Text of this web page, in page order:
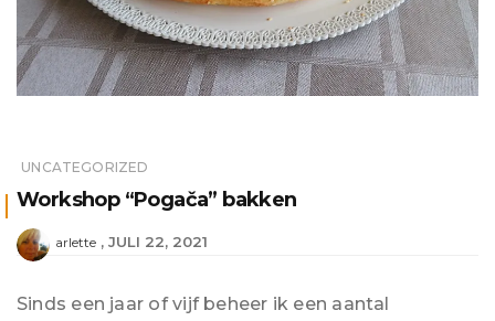
UNCATEGORIZED
Workshop “Pogača” bakken
arlette JULI 22, 2021
Sinds een jaar of vijf beheer ik een aantal